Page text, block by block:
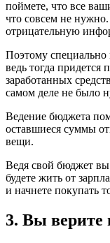
поймете, что все
что совсем не
отрицательную
Поэтому специально
ведь тогда придется
заработанных
самом деле не было
Ведение бюджета
оставшиеся суммы
вещи.
Ведя свой бюджет вы
будете жить от
и начнете покупать
3. Вы верите